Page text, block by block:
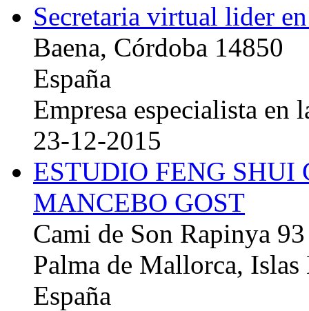
Secretaria virtual lider
Baena, Córdoba 14850
España
Empresa especialista en
23-12-2015
ESTUDIO FENG
MANCEBO GOST
Cami de Son Rapinya 93
Palma de Mallorca, Islas
España